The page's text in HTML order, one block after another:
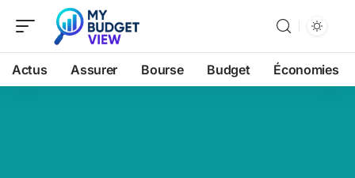
Actus Assurer Bourse Budget Économies